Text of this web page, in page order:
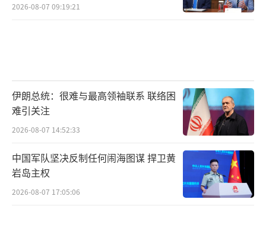
2026-08-07 09:19:21
伊朗总统：很难与最高领袖联系 联络困
难引关注
2026-08-07 14:52:33
中国军队坚决反制任何闹海图谋 捍卫黄
岩岛主权
2026-08-07 17:05:06